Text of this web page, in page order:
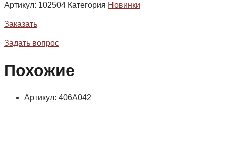
Артикул: 102504 Категория Новинки
Заказать
Задать вопрос
Похожие
Артикул: 406А042